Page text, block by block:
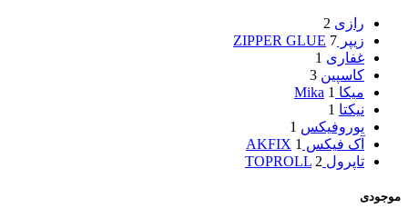
رازی 2
زیپر ZIPPER GLUE 7
غفاری 1
کاسپین 3
میکا Mika 1
نیکتا 1
یوروفیکس 1
آک فیکس AKFIX 1
تاپرول TOPROLL 2
موجودی